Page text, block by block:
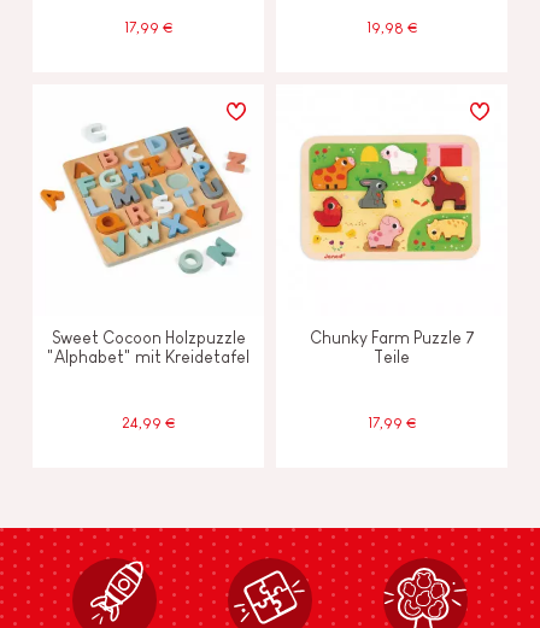
17,99 € 19,98 €
Sweet Cocoon Holzpuzzle
"Alphabet" mit Kreidetafel
24,99 €
Chunky Farm Puzzle 7
Teile
17,99 €